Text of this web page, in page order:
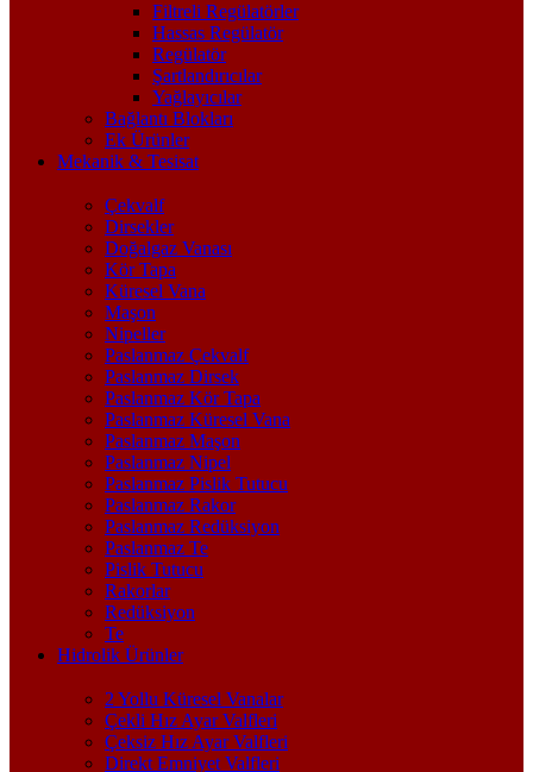
Filtreli Regülatörler
Hassas Regülatör
Regülatör
Şartlandırıcılar
Yağlayıcılar
Bağlantı Blokları
Ek Ürünler
Mekanik & Tesisat
Çekvalf
Dirsekler
Doğalgaz Vanası
Kör Tapa
Küresel Vana
Maşon
Nipeller
Paslanmaz Çekvalf
Paslanmaz Dirsek
Paslanmaz Kör Tapa
Paslanmaz Küresel Vana
Paslanmaz Maşon
Paslanmaz Nipel
Paslanmaz Pislik Tutucu
Paslanmaz Rakor
Paslanmaz Redüksiyon
Paslanmaz Te
Pislik Tutucu
Rakorlar
Redüksiyon
Te
Hidrolik Ürünler
2 Yollu Küresel Vanalar
Çekli Hız Ayar Valfleri
Çeksiz Hız Ayar Valfleri
Direkt Emniyet Valfleri